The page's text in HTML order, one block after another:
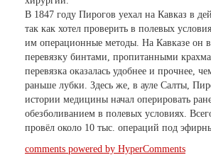
В 1847 году Пирогов уехал на Кавказ в
так как хотел проверить в полевых
им операционные методы. На Кавказе он
перевязку бинтами, пропитанными
перевязка оказалась удобнее и прочнее,
раньше лубки. Здесь же, в ауле Салты,
истории медицины начал оперировать
обезболиванием в полевых условиях.
провёл около 10 тыс. операций под
comments powered by HyperComments